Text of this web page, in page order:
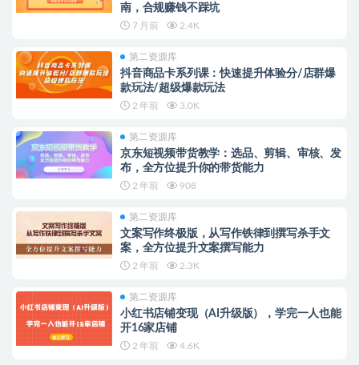
南，合规赚钱不踩坑
7 月前 2.4K
第二资源库
抖音商品卡系列课：快速提升体验分/店群爆
款玩法/超级爆款玩法
2 年前 3.0K
第二资源库
京东短视频带货教学：选品、剪辑、审核、发
布，全方位提升你的带货能力
2 年前 908
第二资源库
文案写作终极版，从写作铁律到撰写杀手文
案，全方位提升文案撰写能力
2 年前 2.3K
第二资源库
小红书店铺变现（AI升级版），学完一人也能
开16家店铺
2 年前 4.6K